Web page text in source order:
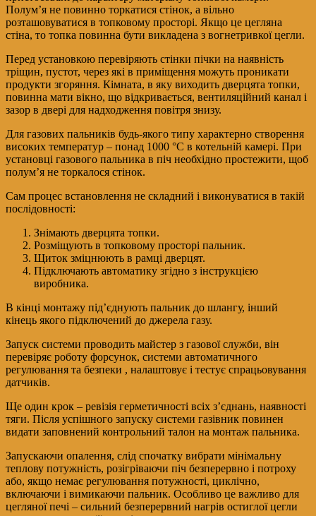
Полум’я не повинно торкатися стінок, а вільно
розташовуватися в топковому просторі. Якщо це цегляна
стіна, то топка повинна бути викладена з вогнетривкої цегли.
Перед установкою перевіряють стінки пічки на наявність
тріщин, пустот, через які в приміщення можуть проникати
продукти згоряння. Кімната, в яку виходить дверцята топки,
повинна мати вікно, що відкривається, вентиляційний канал і
зазор в двері для надходження повітря знизу.
Для газових пальників будь-якого типу характерно створення
високих температур – понад 1000 °C в котельній камері. При
установці газового пальника в піч необхідно простежити, щоб
полум’я не торкалося стінок.
Сам процес встановлення не складний і виконуватися в такій
послідовності:
Знімають дверцята топки.
Розміщують в топковому просторі пальник.
Щиток зміцнюють в рамці дверцят.
Підключають автоматику згідно з інструкцією
виробника.
В кінці монтажу під’єднують пальник до шлангу, інший
кінець якого підключений до джерела газу.
Запуск системи проводить майстер з газової служби, він
перевіряє роботу форсунок, системи автоматичного
регулювання та безпеки , налаштовує і тестує спрацьовування
датчиків.
Ще один крок – ревізія герметичності всіх з’єднань, наявності
тяги. Після успішного запуску системи газівник повинен
видати заповнений контрольний талон на монтаж пальника.
Запускаючи опалення, слід спочатку вибрати мінімальну
теплову потужність, розігріваючи піч безперервно і потроху
або, якщо немає регулювання потужності, циклічно,
включаючи і вимикаючи пальник. Особливо це важливо для
цегляної печі – сильний безперервний нагрів остиглої цегли